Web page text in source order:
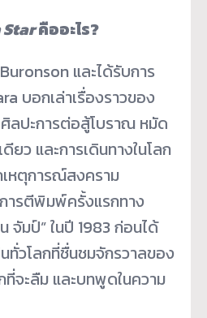
คืออะไร?
และได้รับการ
บอกเล่าเรื่องราวของ
ลปะการต่อสู้โบราณ หมัด
ยว และการเดินทางในโลก
หตุการณ์สงคราม
ารตีพิมพ์ครั้งแรกทาง
จัมป์” ในปี 1983 ก่อนได้
ทั่วโลกที่ชื่นชมจักรวาลของ
ที่จะลืม และบทพูดในความ